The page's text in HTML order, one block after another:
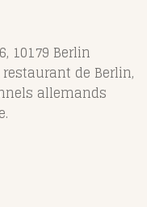
10179 Berlin
de Berlin,
allemands